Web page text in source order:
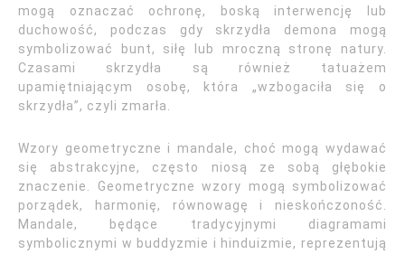
mogą oznaczać ochronę, boską interwencję lub
duchowość, podczas gdy skrzydła demona mogą
symbolizować bunt, siłę lub mroczną stronę natury.
Czasami skrzydła są również tatuażem
upamiętniającym osobę, która „wzbogaciła się o
skrzydła”, czyli zmarła.
Wzory geometryczne i mandale, choć mogą wydawać
się abstrakcyjne, często niosą ze sobą głębokie
znaczenie. Geometryczne wzory mogą symbolizować
porządek, harmonię, równowagę i nieskończoność.
Mandale, będące tradycyjnymi diagramami
symbolicznymi w buddyzmie i hinduizmie, reprezentują